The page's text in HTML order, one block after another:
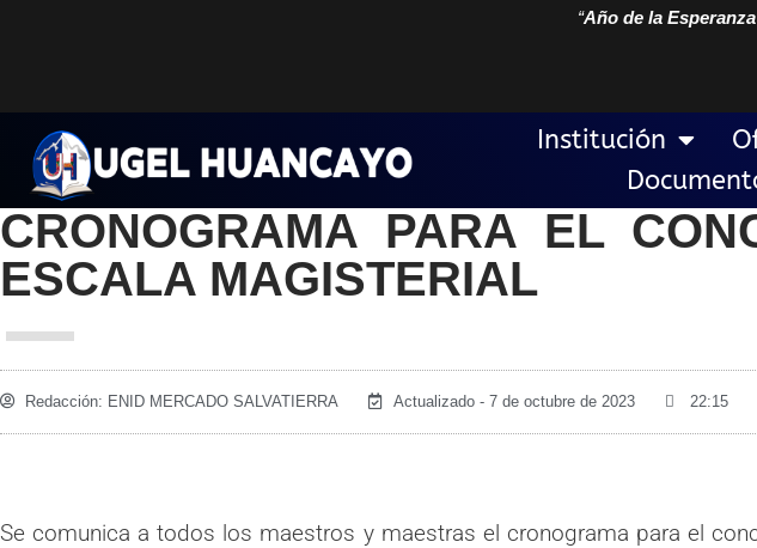
contenido
“Año de la
Institución
CRONOGRAMA PARA EL
ESCALA MAGISTERIAL
Redacción: ENID MERCADO SALVATIERRA Actualizado - 7 de octubre de 2023 22:15
Se comunica a todos los maestros y maestras el cronograma para el